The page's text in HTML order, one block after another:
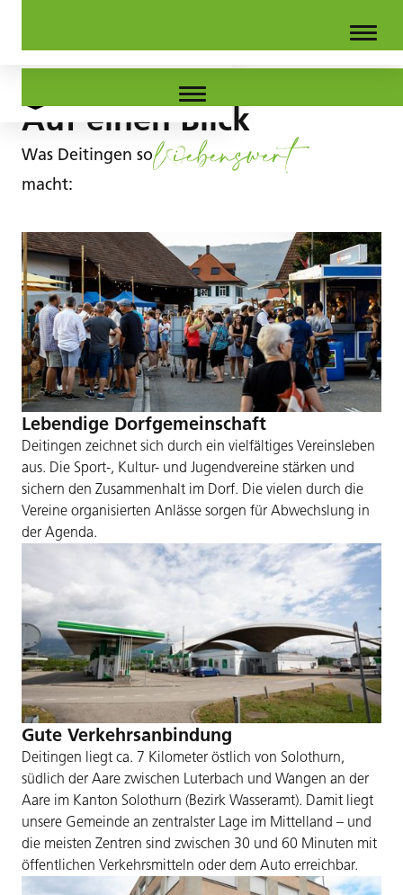
Auf einen Blick
Was Deitingen so
macht:
Lebendige Dorfgemeinschaft
Deitingen zeichnet sich durch ein vielfältiges Vereinsleben
aus. Die Sport-, Kultur- und Jugendvereine stärken und
sichern den Zusammenhalt im Dorf. Die vielen durch die
Vereine organisierten Anlässe sorgen für Abwechslung in
der Agenda.
Gute Verkehrsanbindung
Deitingen liegt ca. 7 Kilometer östlich von Solothurn,
südlich der Aare zwischen Luterbach und Wangen an der
Aare im Kanton Solothurn (Bezirk Wasseramt). Damit liegt
unsere Gemeinde an zentralster Lage im Mittelland – und
die meisten Zentren sind zwischen 30 und 60 Minuten mit
öffentlichen Verkehrsmitteln oder dem Auto erreichbar.